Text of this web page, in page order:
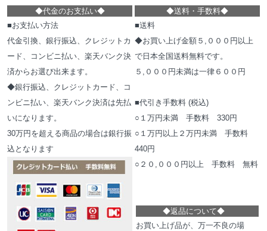
◆代金のお支払い◆
■お支払い方法
代金引換、銀行振込、クレジットカ
ード、コンビニ払い、楽天バンク決
済からお選び出来ます。
◆銀行振込、クレジットカード、コ
ンビニ払い、楽天バンク決済は先払
いになります。
30万円を超える商品の場合は銀行振
込となります
◆送料・手数料◆
■送料
◆お買い上げ金額５,０００円以上
で日本全国送料無料です。
５,０００円未満は一律６００円
■代引き手数料 (税込)
○１万円未満 手数料 330円
○１万円以上２万円未満 手数料
440円
○２０,０００円以上 手数料 無料
◆返品について◆
お買い上げ品が、万一不良の場